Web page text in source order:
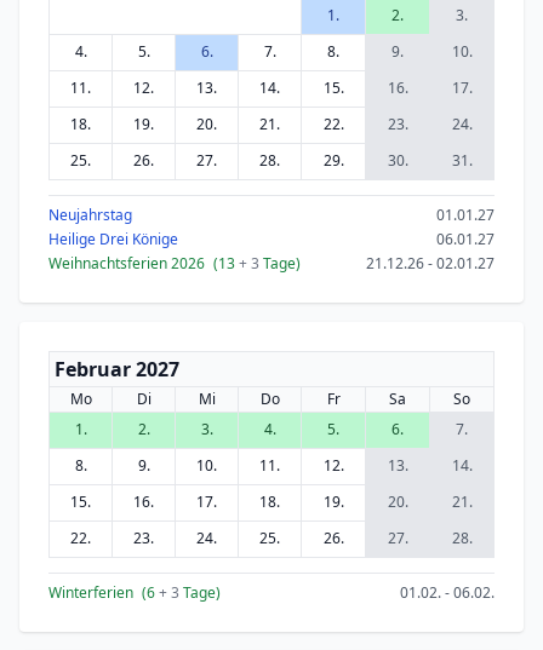
1.
2.
3.
4.
5. 6. 7. 8. 9.
10.
11.
12. 13. 14. 15. 16.
17.
18.
19. 20. 21. 22. 23.
24.
25.
26. 27. 28. 29. 30. 31.
Neujahrstag
01.01.27
Heilige Drei Könige
06.01.27
Weihnachtsferien 2026 (13+ 3 Tage) 21.12.26 - 02.01.27
Februar 2027
Mo Di Mi Do Fr Sa
So
1.
2. 3. 4. 5. 6.
7.
8.
9. 10. 11. 12. 13.
14.
15.
16. 17. 18. 19. 20.
21.
22.
23. 24. 25. 26. 27. 28.
Winterferien (6+ 3 Tage) 01.02. - 06.02.